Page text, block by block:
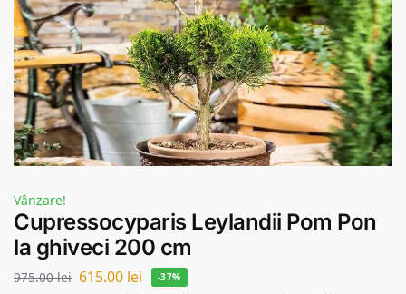
Vânzare!
Cupressocyparis Leylandii Pom Pon
la ghiveci 200 cm
975.00lei 615.00 lei -37%